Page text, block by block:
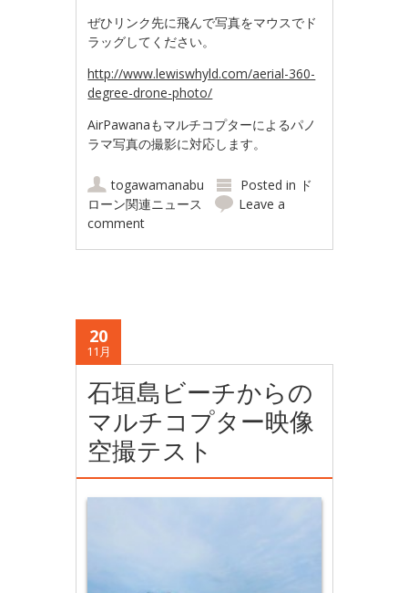
ぜひリンク先に飛んで写真をマウスでド
ラッグしてください。
http://www.lewiswhyld.com/aerial-360-
degree-drone-photo/
AirPawanaもマルチコプターによるパノ
ラマ写真の撮影に対応します。
togawamanabu Posted in ド
ローン関連ニュース
Leave a
comment
20
11月
石垣島ビーチからの
マルチコプター映像
空撮テスト